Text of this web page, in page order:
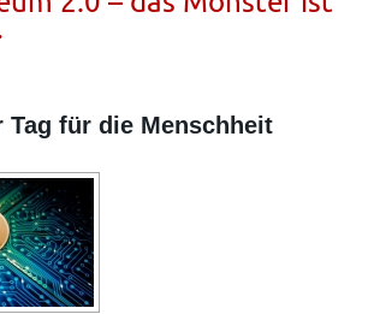
Tag für die Menschheit